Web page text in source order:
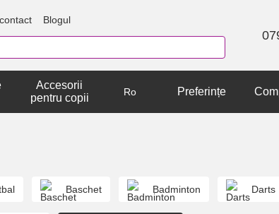
Blogul
Accesorii
pentru copii
Ro Preferințe
Baschet Badminton Darts